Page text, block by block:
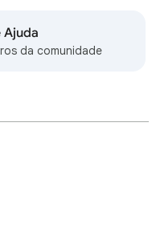
Ajuda
da comunidade